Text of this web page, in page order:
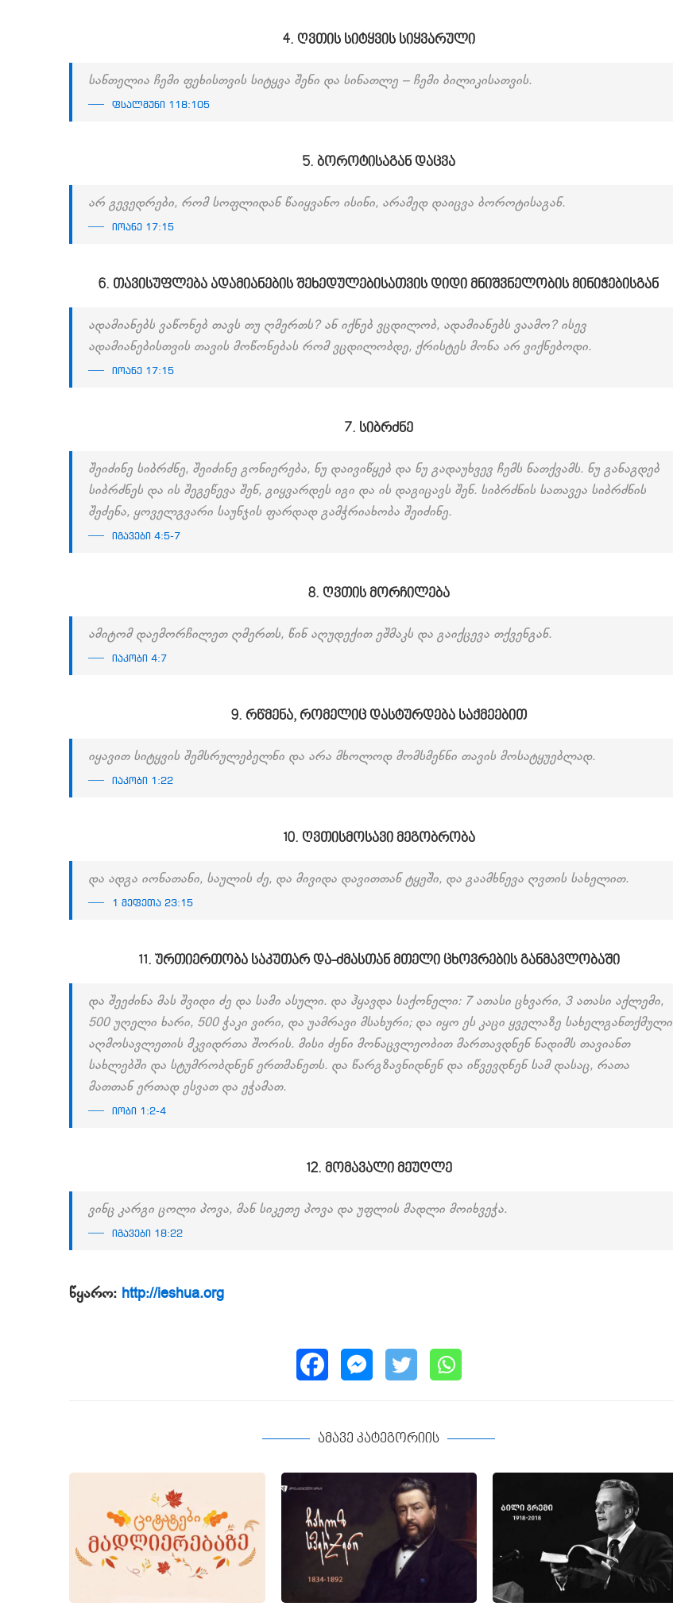
4. ღვთის სიტყვის სიყვარული
სანთელია ჩემი ფეხისთვის სიტყვა შენი და სინათლე – ჩემი ბილიკისათვის.
ფსალმუნი 118:105
5. ბოროტისაგან დაცვა
არ გევედრები, რომ სოფლიდან წაიყვანო ისინი, არამედ დაიცვა ბოროტისაგან.
იოანე 17:15
6. თავისუფლება ადამიანების შეხედულებისათვის დიდი მნიშვნელობის მინიჭებისგან
ადამიანებს ვაწონებ თავს თუ ღმერთს? ან იქნებ ვცდილობ, ადამიანებს ვაამო? ისევ
ადამიანებისთვის თავის მოწონებას რომ ვცდილობდე, ქრისტეს მონა არ ვიქნებოდი.
იოანე 17:15
7. სიბრძნე
შეიძინე სიბრძნე, შეიძინე გონიერება, ნუ დაივიწყებ და ნუ გადაუხვევ ჩემს ნათქვამს. ნუ განაგდებ
სიბრძნეს და ის შეგეწევა შენ, გიყვარდეს იგი და ის დაგიცავს შენ. სიბრძნის სათავეა სიბრძნის
შეძენა, ყოველგვარი საუნჯის ფარდად გამჭრიახობა შეიძინე.
იგავები 4:5-7
8. ღვთის მორჩილება
ამიტომ დაემორჩილეთ ღმერთს, წინ აღუდექით ეშმაკს და გაიქცევა თქვენგან.
იაკობი 4:7
9. რწმენა, რომელიც დასტურდება საქმეებით
იყავით სიტყვის შემსრულებელნი და არა მხოლოდ მომსმენნი თავის მოსატყუებლად.
იაკობი 1:22
10. ღვთისმოსავი მეგობრობა
და ადგა იონათანი, საულის ძე, და მივიდა დავითთან ტყეში, და გაამხნევა ღვთის სახელით.
1 მეფეთა 23:15
11. ურთიერთობა საკუთარ და-ძმასთან მთელი ცხოვრების განმავლობაში
და შეეძინა მას შვიდი ძე და სამი ასული. და ჰყავდა საქონელი: 7 ათასი ცხვარი, 3 ათასი აქლემი,
500 უღელი ხარი, 500 ჭაკი ვირი, და უამრავი მსახური; და იყო ეს კაცი ყველაზე სახელგანთქმული
აღმოსავლეთის მკვიდრთა შორის. მისი ძენი მონაცვლეობით მართავდნენ ნადიმს თავიანთ
სახლებში და სტუმრობდნენ ერთმანეთს. და წარგზავნიდნენ და იწვევდნენ სამ დასაც, რათა
მათთან ერთად ესვათ და ეჭამათ.
იობი 1:2-4
12. მომავალი მეუღლე
ვინც კარგი ცოლი პოვა, მან სიკეთე პოვა და უფლის მადლი მოიხვეჭა.
იგავები 18:22
წყარო: http://ieshua.org
ამავე კატეგორიის